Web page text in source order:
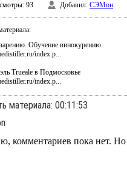
: 93 Добавил: СЭМон
:
Обучение винокурению
index.p...
Trueale в Подмосковье
index.p...
материала: 00:11:53
комментариев пока нет. Но